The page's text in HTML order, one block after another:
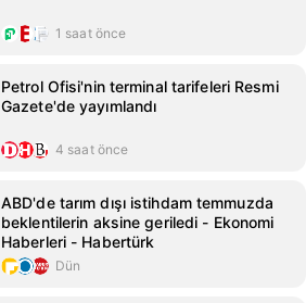
1 saat önce
Petrol Ofisi'nin terminal tarifeleri Resmi
Gazete'de yayımlandı
4 saat önce
ABD'de tarım dışı istihdam temmuzda
beklentilerin aksine geriledi - Ekonomi
Haberleri - Habertürk
Dün